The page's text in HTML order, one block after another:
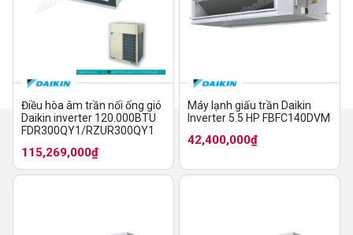
Điều hòa âm trần nối ống gió
Daikin inverter 120.000BTU
FDR300QY1/RZUR300QY1
115,269,000₫
Máy lạnh giấu trần Daikin
Inverter 5.5 HP FBFC140DVM
42,400,000₫